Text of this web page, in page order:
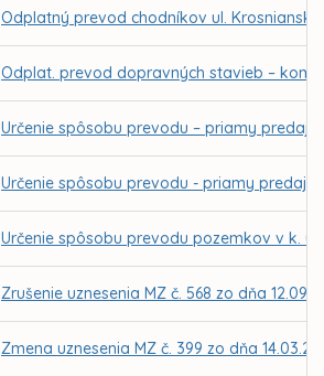
Odplatný prevod chodníkov ul.
Odplat. prevod dopravných stavieb –
Určenie spôsobu prevodu – priamy predaj
Určenie spôsobu prevodu - priamy predaj
Určenie spôsobu prevodu pozemkov v k.
Zrušenie uznesenia MZ č. 568 zo dňa
Zmena uznesenia MZ č. 399 zo dňa